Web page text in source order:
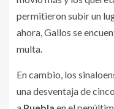
permitieron subir un
ahora, Gallos se
multa.
En cambio, los
una desventaja de